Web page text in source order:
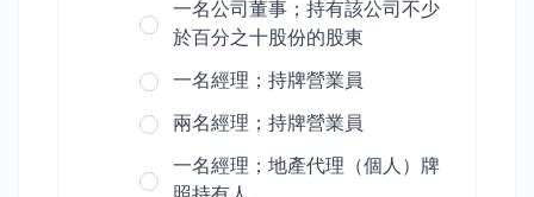
一名公司董事；持有該公司不少
於百分之十股份的股東
一名經理；持牌營業員
兩名經理；持牌營業員
一名經理；地產代理（個人）牌